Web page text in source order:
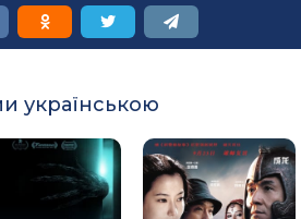
українською